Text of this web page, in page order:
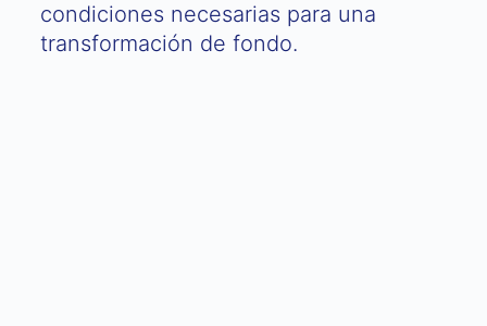
condiciones necesarias para una
transformación de fondo.